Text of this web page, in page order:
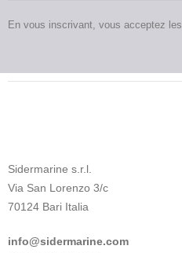
En vous inscrivant, vous acceptez les
Sidermarine s.r.l.
Via San Lorenzo 3/c
70124 Bari Italia
info@sidermarine.com